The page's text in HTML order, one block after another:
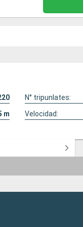
N° tripunlates:
m Velocidad: